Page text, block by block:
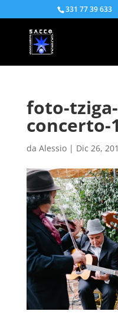
331 77 39 633
foto-
concerto-
da Alessio| Dic 26,